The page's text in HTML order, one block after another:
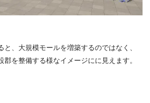
と、大規模モールを増築するのではなく、
郡を整備する様なイメージにに見えます。